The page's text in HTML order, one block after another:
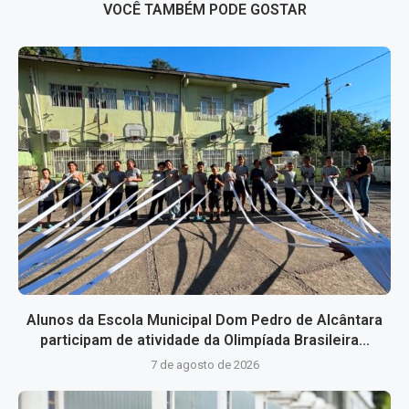
VOCÊ TAMBÉM PODE GOSTAR
Alunos da Escola Municipal Dom Pedro de Alcântara
participam de atividade da Olimpíada Brasileira...
7 de agosto de 2026